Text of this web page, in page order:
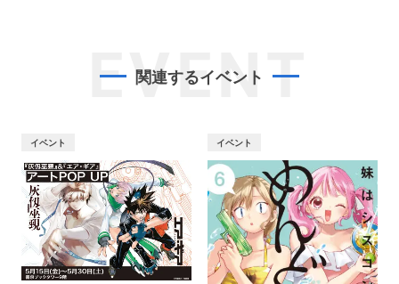
EVENT
関連するイベント
イベント イベント